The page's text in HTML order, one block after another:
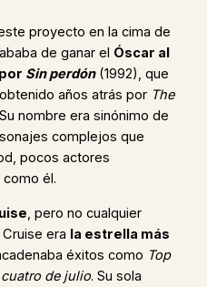
proyecto en la cima de
de ganar el Óscar al
Sin perdón(1992), que
años atrás por The
nombre era sinónimo de
complejos que
pocos actores
él.
, pero no cualquier
era la estrella más
éxitos como Top
de julio. Su sola